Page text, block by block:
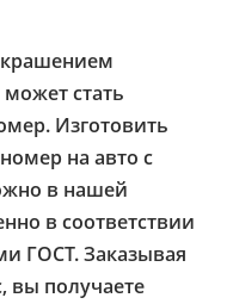
может стать
Изготовить
на авто с
в нашей
в соответствии
ГОСТ. Заказывая
вы получаете